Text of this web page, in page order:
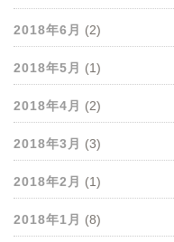
2018年6月 (2)
2018年5月 (1)
2018年4月 (2)
2018年3月 (3)
2018年2月 (1)
2018年1月 (8)